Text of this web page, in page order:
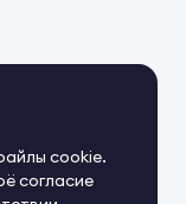
центрcookie.
согласие